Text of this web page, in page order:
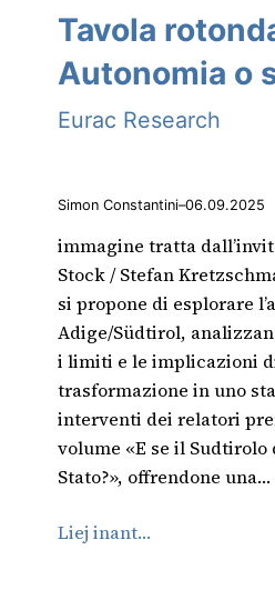
Tavola
Autonomia o
Eurac Research
Simon Constantini–06.09.2025
immagine tratta
Stock / Stefan
si propone di esplorare
Adige/Südtirol,
i limiti e le implicazioni
trasformazione in uno
interventi dei relatori
volume «E se il Sudtirolo
Stato?», offrendone una…
Liej inant…